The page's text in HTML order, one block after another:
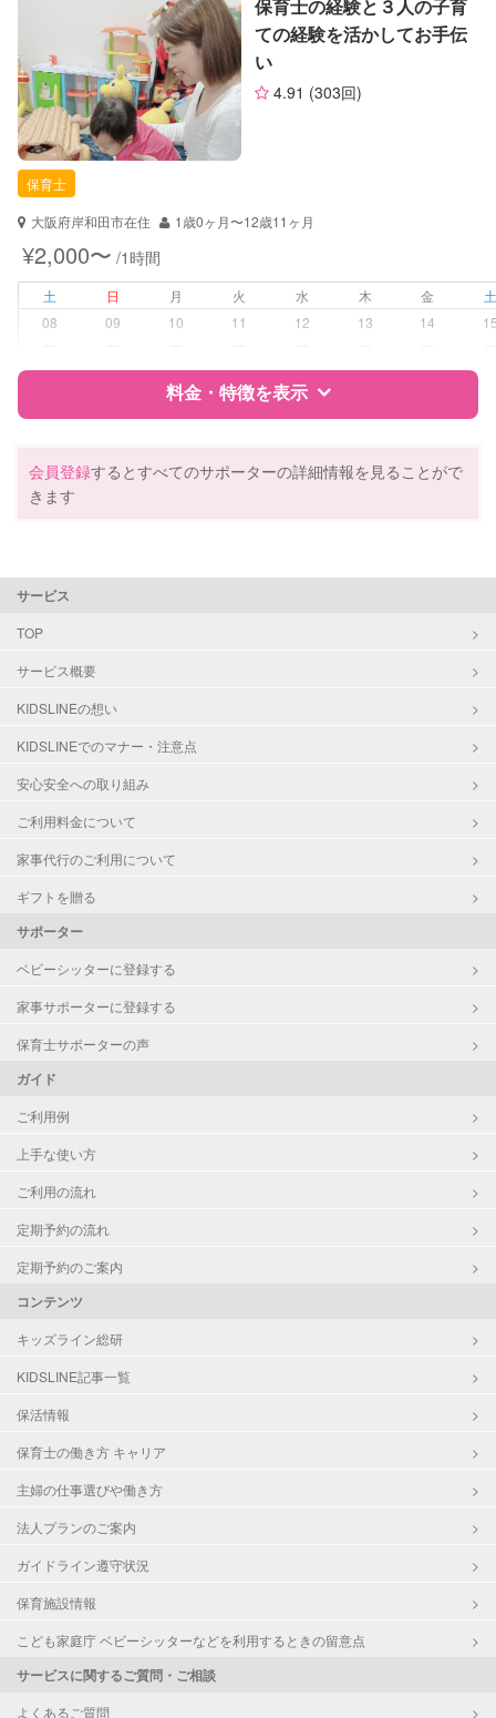
（定期特典）
対応可能
サポートの特徴
資格
自治体届出済ベビーシッター
保育士
幼稚園教諭
対応可能/特徴 子育て経験
病児対応
障がい児対応 対応可否は個別に相談
レッスン なし
お子様の撮影
（定期特典）
対応不可
保育士の経験と３人の子育
ての経験を活かしてお手伝
い
4.91 (303回)
保育士
大阪府岸和田市在住
1歳0ヶ月〜12歳11ヶ月
¥2,000〜 /1時間
土 日 月 火 水 木 金
08
09 10 11 12 13 14
料金・特徴を表示
資格
自治体届出済ベビーシッター
対応可能/特徴
病児対応
レッスン
お子様の撮影
会員登録するとすべてのサポーターの詳細情報を見ることがで
きます
サービス
TOP
サービス概要
KIDSLINEの想い
KIDSLINEでのマナー・注意点
安心安全への取り組み
ご利用料金について
家事代行のご利用について
ギフトを贈る
サポーター
ベビーシッターに登録する
家事サポーターに登録する
保育士サポーターの声
ガイド
ご利用例
上手な使い方
ご利用の流れ
定期予約の流れ
定期予約のご案内
コンテンツ
キッズライン総研
KIDSLINE記事一覧
保活情報
保育士の働き方 キャリア
主婦の仕事選びや働き方
法人プランのご案内
ガイドライン遵守状況
保育施設情報
こども家庭庁 ベビーシッターなどを利用するときの留意点
サービスに関するご質問・ご相談
よくあるご質問